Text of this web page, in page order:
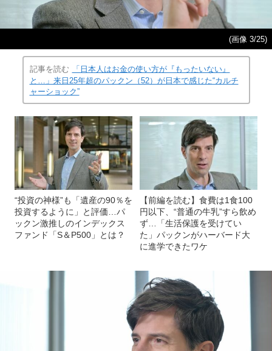
(画像 3/25)
記事を読む
「日本人はお金の使い方が『もったいない』
と…」来日25年超のパックン（52）が日本で感じた“カルチ
ャーショック”
“投資の神様”も「遺産の90％を
投資するように」と評価…パ
ックン激推しのインデックス
ファンド「S＆P500」とは？
【前編を読む】食費は1食100
円以下、“普通の牛乳”すら飲め
ず…「生活保護を受けてい
た」パックンがハーバード大
に進学できたワケ